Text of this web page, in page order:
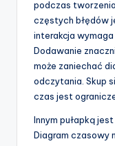
podczas
częstych błędów
interakcja wymaga
Dodawanie
może zaniechać
odczytania. Skup
czas jest
Innym pułapką
Diagram czasowy